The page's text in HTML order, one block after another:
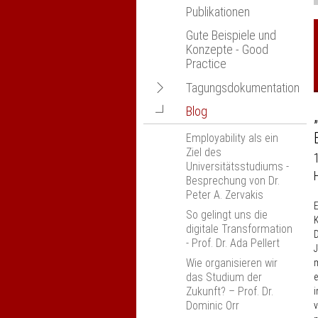
Publikationen
Gute Beispiele und
Konzepte - Good
Practice
Tagungsdokumentation
Navigation
öffnen
nexus-Jahrestagung -
abgesagt
Wissenschaftlichkeit,
Fachlichkeit und
Beruflichkeit
Anerkennung und
Anrechnung an
Hochschulen, München
Erfahrungsaustausch
„Kompetenzorientierung
in den Ingenieur­
wissenschaften“
Dresden
Blog
Navigation
öffnen
Employability als ein
Ziel des
Universitätsstudiums -
Besprechung von Dr.
Peter A. Zervakis
So gelingt uns die
digitale Transformation
- Prof. Dr. Ada Pellert
Wie organisieren wir
das Studium der
Zukunft? – Prof. Dr.
Dominic Orr